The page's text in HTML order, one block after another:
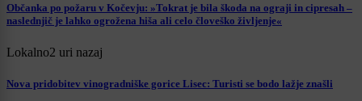
Občanka po požaru v Kočevju: »Tokrat je bila škoda na ograji in cipresah –
naslednjič je lahko ogrožena hiša ali celo človeško življenje«
Lokalno2 uri nazaj
Nova pridobitev vinogradniške gorice Lisec: Turisti se bodo lažje znašli